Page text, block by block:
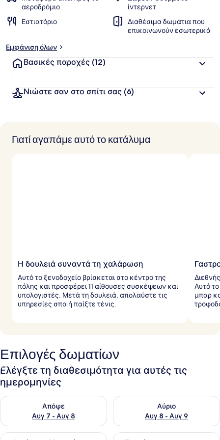
αεροδρόμιο
ίντερνετ
Εστιατόριο
Διαθέσιμα δωμάτια που
επικοινωνούν εσωτερικά
Εμφάνιση όλων
Βασικές παροχές (12)
Νιώστε σαν στο σπίτι σας (6)
Γιατί αγαπάμε αυτό το κατάλυμα
Η δουλειά συναντά τη χαλάρωση
Αυτό το ξενοδοχείο βρίσκεται στο κέντρο της
πόλης και προσφέρει 11 αίθουσες συσκέψεων και
υπολογιστές. Μετά τη δουλειά, απολαύστε τις
υπηρεσίες σπα ή παίξτε τένις.
Αυτό
μπαρ
Επιλογές δωματίων
Ελέγξτε τη διαθεσιμότητα για αυτές τις
ημερομηνίες
Απόψε
Αυγ 7 - Αυγ 8
Έλεγχος διαθεσιμότητας για απόψε Αυγ 7 - Αυγ 8
Αύριο
Αυγ 8 - Αυγ 9
Έλεγχος διαθεσιμότητας
Έλεγχος διαθεσιμότητας για αυτό το σαββατοκύριακο
Έλεγχος διαθεσιμότητας